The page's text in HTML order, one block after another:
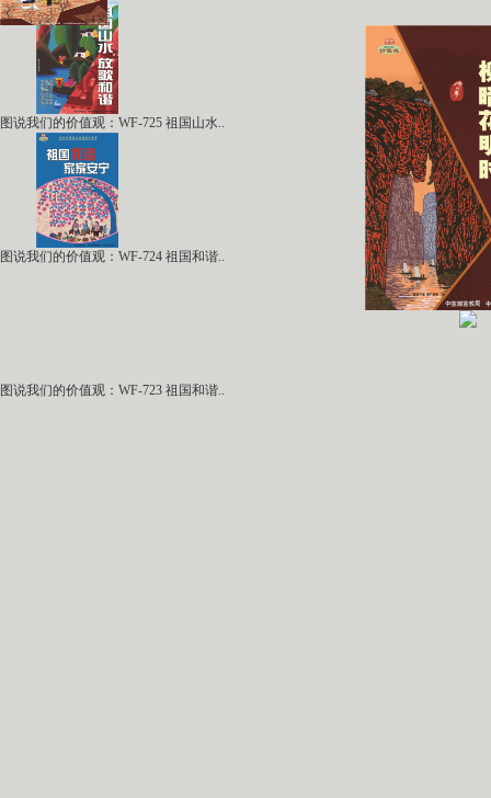
图说我们的价值观：WF-725 祖国山水..
图说我们的价值观：WF-724 祖国和谐..
图说我们的价值观：WF-723 祖国和谐..